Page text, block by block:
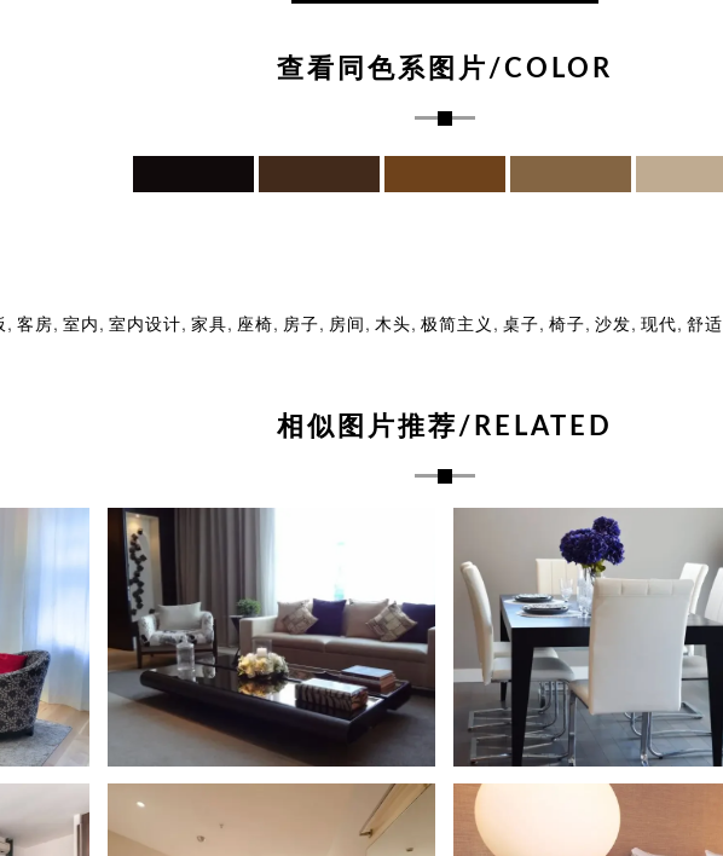
查看同色系图片/COLOR
, 客房, 室内 , 室内设计, 家具, 座椅, 房子, 房间 , 木头, 极简主义 , 桌子, 椅子, 沙发, 现代, 舒适
相似图片推荐/RELATED